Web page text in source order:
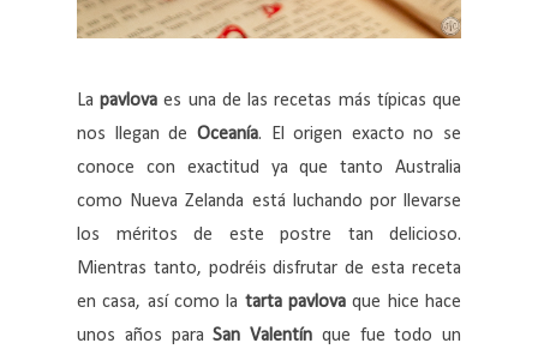
Lapavlovaes una de las recetas más típicas que
nos llegan de Oceanía. El origen exacto no se
conoce con exactitud ya que tanto Australia
como Nueva Zelanda está luchando por llevarse
los méritos de este postre tan delicioso.
Mientras tanto, podréis disfrutar de esta receta
en casa, así como la tarta pavlova que hice hace
unos años paraSan Valentín que fue todo un